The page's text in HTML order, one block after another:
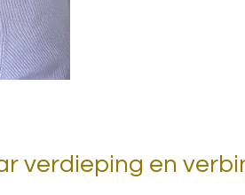
verdieping en